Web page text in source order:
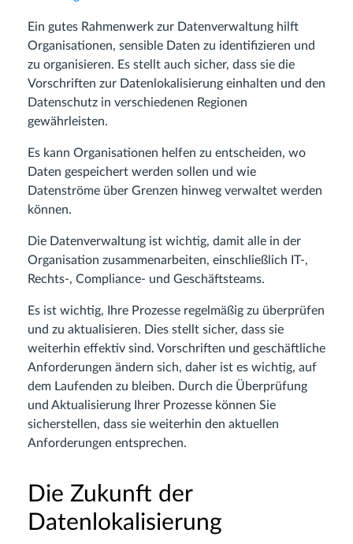
Ein gutes Rahmenwerk zur Datenverwaltung hilft
Organisationen, sensible Daten zu identifizieren und
zu organisieren. Es stellt auch sicher, dass sie die
Vorschriften zur Datenlokalisierung einhalten und den
Datenschutz in verschiedenen Regionen
gewährleisten.
Es kann Organisationen helfen zu entscheiden, wo
Daten gespeichert werden sollen und wie
Datenströme über Grenzen hinweg verwaltet werden
können.
Die Datenverwaltung ist wichtig, damit alle in der
Organisation zusammenarbeiten, einschließlich IT-,
Rechts-, Compliance- und Geschäftsteams.
Es ist wichtig, Ihre Prozesse regelmäßig zu überprüfen
und zu aktualisieren. Dies stellt sicher, dass sie
weiterhin effektiv sind. Vorschriften und geschäftliche
Anforderungen ändern sich, daher ist es wichtig, auf
dem Laufenden zu bleiben. Durch die Überprüfung
und Aktualisierung Ihrer Prozesse können Sie
sicherstellen, dass sie weiterhin den aktuellen
Anforderungen entsprechen.
Die Zukunft der
Datenlokalisierung